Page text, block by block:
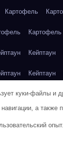
Картофель
Картофель
Кейптаун
Кейптаун
Кейптаун
куки-файлы и
а также
опыт.